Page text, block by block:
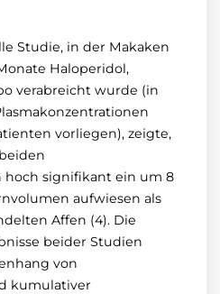
Studie, in der Makaken
Haloperidol,
verabreicht wurde (in
vorliegen), zeigte,
signifikant ein um 8
aufwiesen als
Affen (4). Die
beider Studien
von
kumulativer